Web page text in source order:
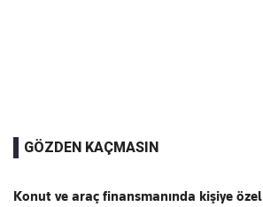
GÖZDEN KAÇMASIN
Konut ve araç finansmanında kişiye özel